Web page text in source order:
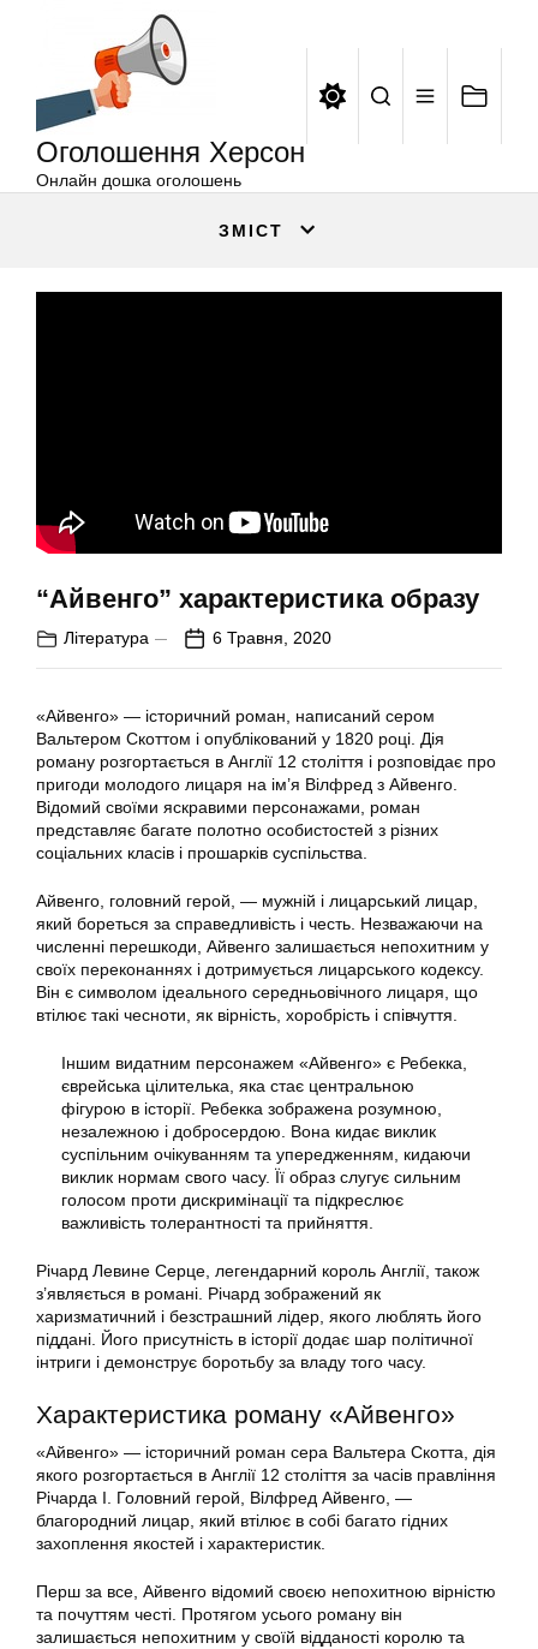
Оголошення Херсон
Онлайн дошка оголошень
ЗМІСТ
“Айвенго” характеристика образу
Література 6 Травня, 2020
«Айвенго» — історичний роман, написаний сером
Вальтером Скоттом і опублікований у 1820 році. Дія
роману розгортається в Англії 12 століття і розповідає про
пригоди молодого лицаря на ім’я Вілфред з Айвенго.
Відомий своїми яскравими персонажами, роман
представляє багате полотно особистостей з різних
соціальних класів і прошарків суспільства.
Айвенго, головний герой, — мужній і лицарський лицар,
який бореться за справедливість і честь. Незважаючи на
численні перешкоди, Айвенго залишається непохитним у
своїх переконаннях і дотримується лицарського кодексу.
Він є символом ідеального середньовічного лицаря, що
втілює такі чесноти, як вірність, хоробрість і співчуття.
Іншим видатним персонажем «Айвенго» є Ребекка,
єврейська цілителька, яка стає центральною
фігурою в історії. Ребекка зображена розумною,
незалежною і добросердою. Вона кидає виклик
суспільним очікуванням та упередженням, кидаючи
виклик нормам свого часу. Її образ слугує сильним
голосом проти дискримінації та підкреслює
важливість толерантності та прийняття.
Річард Левине Серце, легендарний король Англії, також
з’являється в романі. Річард зображений як
харизматичний і безстрашний лідер, якого люблять його
піддані. Його присутність в історії додає шар політичної
інтриги і демонструє боротьбу за владу того часу.
Характеристика роману «Айвенго»
«Айвенго» — історичний роман сера Вальтера Скотта, дія
якого розгортається в Англії 12 століття за часів правління
Річарда I. Головний герой, Вілфред Айвенго, —
благородний лицар, який втілює в собі багато гідних
захоплення якостей і характеристик.
Перш за все, Айвенго відомий своєю непохитною вірністю
та почуттям честі. Протягом усього роману він
залишається непохитним у своїй відданості королю та